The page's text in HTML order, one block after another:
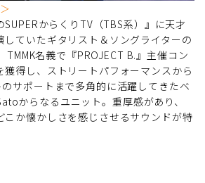
からくりTV（TBS系）』に天才
していたギタリスト＆ソングライターの
TMMK名義で『PROJECT B.』主催コン
獲得し、ストリートパフォーマンスから
のサポートまで多角的に活躍してきたベ
からなるユニット。重厚感があり、
こか懐かしさを感じさせるサウンドが特